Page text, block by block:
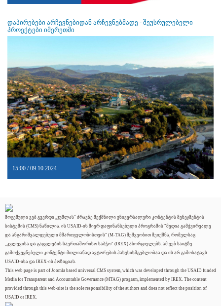
დაპირებები არჩევნებიდან არჩევნებმადე - შეუსრულებელი
პროექტები იმერეთში
15:00 / 09.10.2024
მოცემული ვებ გვერდი „ჯუმლას" ძრავზე შექმნილი უნივერსალური კონტენტის მენეჯმენტის
სისტემის (CMS) ნაწილია. ის USAID-ის მიერ დაფინანსებული პროგრამის "მედია გამჭვირვალე
და ანგარიშვალდებული მმართველობისთვის" (M-TAG) მეშვეობით შეიქმნა, რომელსაც
„კვლევისა და გაცვლების საერთაშორისო საბჭო" (IREX) ახორციელებს. ამ ვებ საიტზე
გამოქვეყნებული კონტენტი მთლიანად ავტორების პასუხისმგებლობაა და ის არ გამოხატავს
USAID-ისა და IREX-ის პოზიციას.
This web page is part of Joomla based universal CMS system, which was developed through the USAID funded
Media for Transparent and Accountable Governance (MTAG) program, implemented by IREX. The content
provided through this web-site is the sole responsibility of the authors and does not reflect the position of
USAID or IREX.